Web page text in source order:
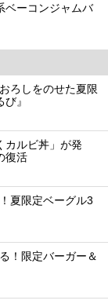
ベーコンジャムバ
ろしをのせた夏限
』
カルビ丼」が発
復活
夏限定ベーグル3
！限定バーガー＆